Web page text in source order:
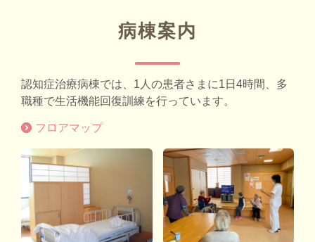
病棟案内
認知症治療病棟では、1人の患者さまに1日4時間、 多
職種で生活機能回復訓練を行っています。
フロアマップ